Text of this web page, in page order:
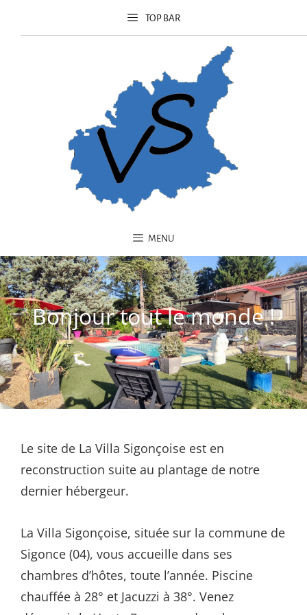
TOP BAR
MENU
Bonjour tout le monde !
26 juillet 2024
Le site de La Villa Sigonçoise est en
reconstruction suite au plantage de notre
dernier hébergeur.
La Villa Sigonçoise, située sur la commune de
Sigonce (04), vous accueille dans ses
chambres d’hôtes, toute l’année. Piscine
chauffée à 28° et Jacuzzi à 38°. Venez